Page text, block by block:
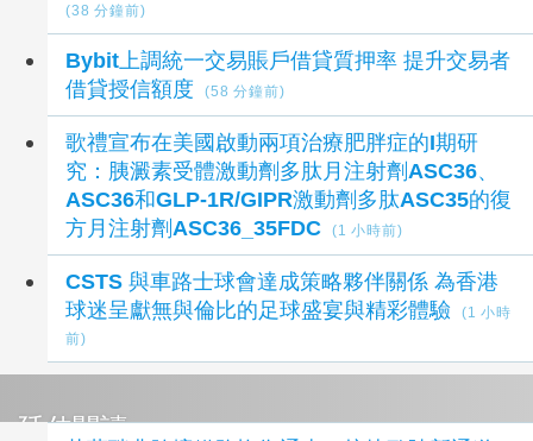
(38 分鐘前)
Bybit上調統一交易賬戶借貸質押率 提升交易者
借貸授信額度
(58 分鐘前)
歌禮宣布在美國啟動兩項治療肥胖症的I期研
究：胰澱素受體激動劑多肽月注射劑ASC36、
ASC36和GLP-1R/GIPR激動劑多肽ASC35的復
方月注射劑ASC36_35FDC
(1 小時前)
CSTS 與車路士球會達成策略夥伴關係 為香港
球迷呈獻無與倫比的足球盛宴與精彩體驗
(1 小時
前)
延伸閱讀